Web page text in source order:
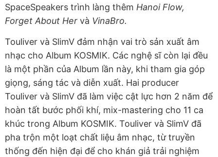
SpaceSpeakers trình làng thêm Hanoi Flow,
Forget About Her và VinaBro.
Touliver và SlimV đảm nhận vai trò sản xuất âm
nhạc cho Album KOSMIK. Các nghệ sĩ còn lại đều
là một phần của Album lần này, khi tham gia góp
giọng, sáng tác và diễn xuất. Hai producer
Touliver và SlimV đã làm việc cật lực hơn 2 năm để
hoàn tất bước phối khí, mix-mastering cho 11 ca
khúc trong Album KOSMIK. Touliver và SlimV đã
pha trộn một loạt chất liệu âm nhạc, từ truyền
thống đến hiện đại để cho khán giả trải nghiệm